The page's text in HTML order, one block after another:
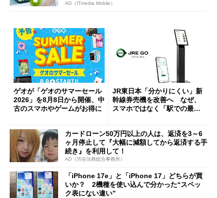
AD（ITmedia Mobile）
ゲオが「ゲオのサマーセール
2026」を8月8日から開催、中
古のスマホやゲームがお得に
JR東日本「分かりにくい」新
幹線券売機を改善へ なぜ、
スマホではなく「駅での最短
カードローン50万円以上の人は、返済を3～6
ヶ月停止して『大幅に減額してから返済する手
続き』を利用して！
AD（渋谷法務総合事務所）
「iPhone 17e」と「iPhone 17」どちらが買
いか？ 2機種を使い込んで分かった“スペッ
ク表にない違い”